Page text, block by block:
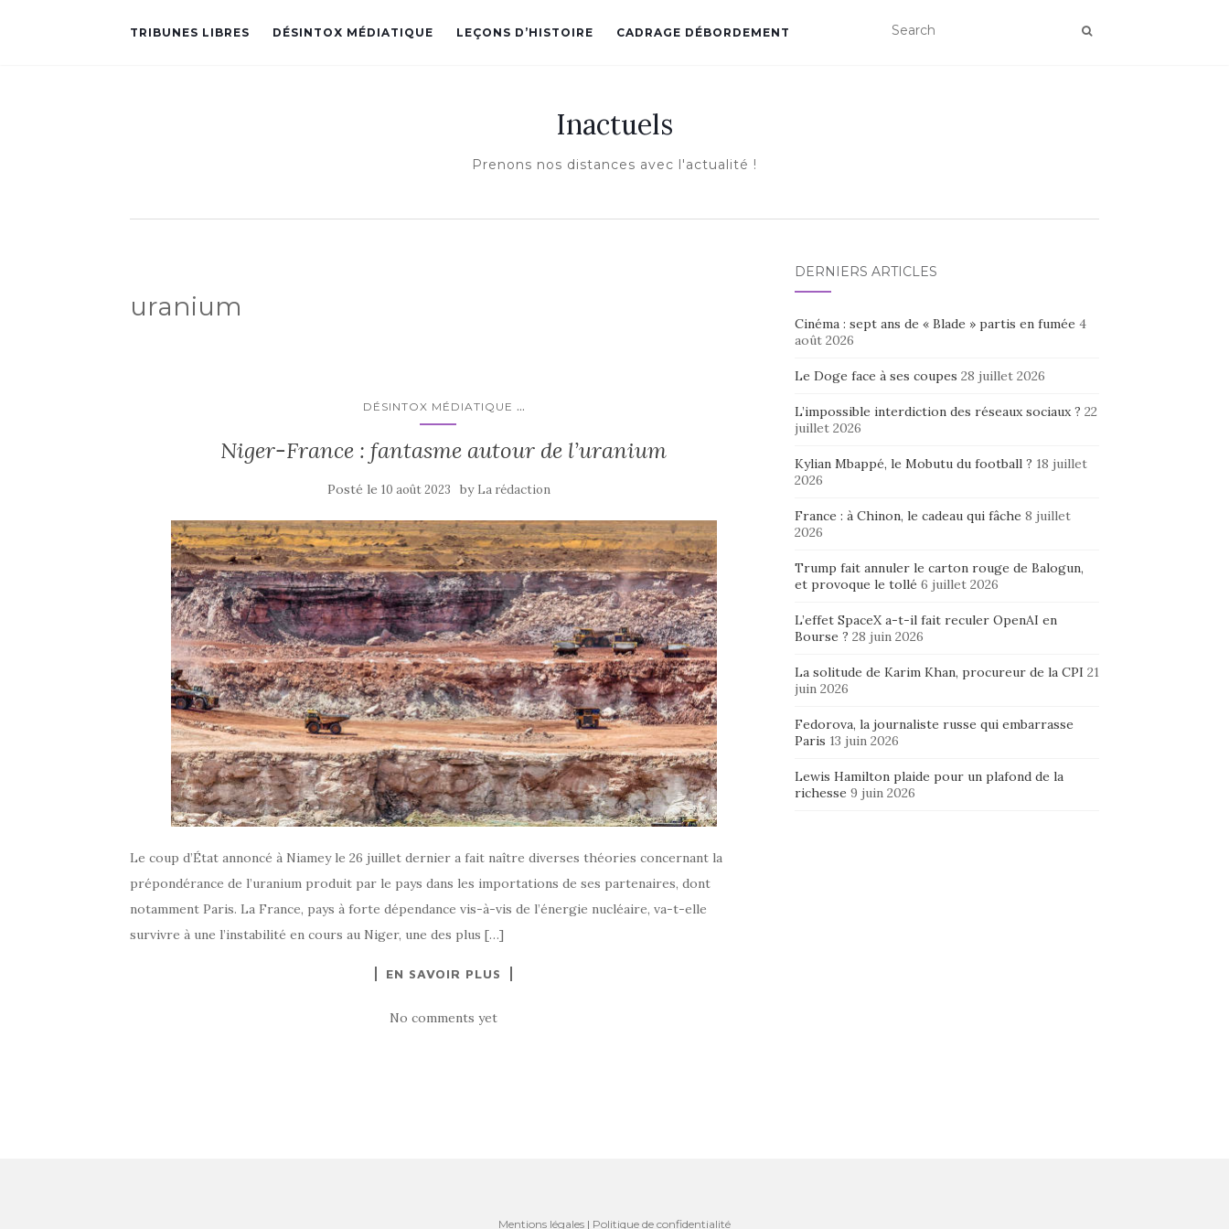
TRIBUNES LIBRES DÉSINTOX MÉDIATIQUE LEÇONS D’HISTOIRE CADRAGE DÉBORDEMENT
Inactuels
Prenons nos distances avec l'actualité !
uranium
DÉSINTOX MÉDIATIQUE ...
Niger-France : fantasme autour de l’uranium
Posté le10 août 2023 by La rédaction
Le coup d’État annoncé à Niamey le 26 juillet dernier a fait naître diverses théories concernant la
prépondérance de l’uranium produit par le pays dans les importations de ses partenaires, dont
notamment Paris. La France, pays à forte dépendance vis-à-vis de l’énergie nucléaire, va-t-elle
survivre à une l’instabilité en cours au Niger, une des plus […]
EN SAVOIR PLUS
No comments yet
DERNIERS ARTICLES
Cinéma : sept ans de « Blade » partis en fumée 4
août 2026
Le Doge face à ses coupes 28 juillet 2026
L’impossible interdiction des réseaux sociaux ? 22
juillet 2026
Kylian Mbappé, le Mobutu du football ? 18 juillet
2026
France : à Chinon, le cadeau qui fâche 8 juillet
2026
Trump fait annuler le carton rouge de Balogun,
et provoque le tollé 6 juillet 2026
L’effet SpaceX a-t-il fait reculer OpenAI en
Bourse ? 28 juin 2026
La solitude de Karim Khan, procureur de la CPI 21
juin 2026
Fedorova, la journaliste russe qui embarrasse
Paris 13 juin 2026
Lewis Hamilton plaide pour un plafond de la
richesse 9 juin 2026
Mentions légales | Politique de confidentialité